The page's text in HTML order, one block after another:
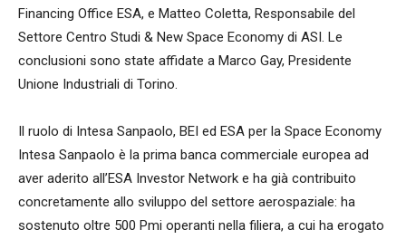
Financing Office ESA, e Matteo Coletta, Responsabile del
Settore Centro Studi & New Space Economy di ASI. Le
conclusioni sono state affidate a Marco Gay, Presidente
Unione Industriali di Torino.
Il ruolo di Intesa Sanpaolo, BEI ed ESA per la Space Economy
Intesa Sanpaolo è la prima banca commerciale europea ad
aver aderito all’ESA Investor Network e ha già contribuito
concretamente allo sviluppo del settore aerospaziale: ha
sostenuto oltre 500 Pmi operanti nella filiera, a cui ha erogato